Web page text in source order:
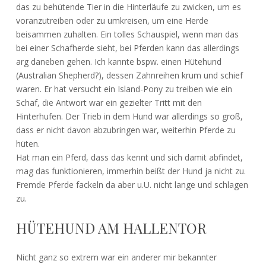
das zu behütende Tier in die Hinterläufe zu zwicken, um es
voranzutreiben oder zu umkreisen, um eine Herde
beisammen zuhalten. Ein tolles Schauspiel, wenn man das
bei einer Schafherde sieht, bei Pferden kann das allerdings
arg daneben gehen. Ich kannte bspw. einen Hütehund
(Australian Shepherd?), dessen Zahnreihen krum und schief
waren. Er hat versucht ein Island-Pony zu treiben wie ein
Schaf, die Antwort war ein gezielter Tritt mit den
Hinterhufen. Der Trieb in dem Hund war allerdings so groß,
dass er nicht davon abzubringen war, weiterhin Pferde zu
hüten.
Hat man ein Pferd, dass das kennt und sich damit abfindet,
mag das funktionieren, immerhin beißt der Hund ja nicht zu.
Fremde Pferde fackeln da aber u.U. nicht lange und schlagen
zu.
HÜTEHUND AM HALLENTOR
Nicht ganz so extrem war ein anderer mir bekannter